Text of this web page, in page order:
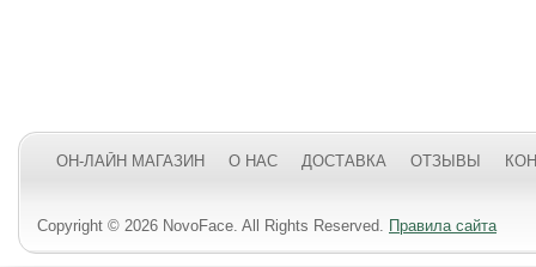
ОН-ЛАЙН МАГАЗИН О НАС ДОСТАВКА ОТЗЫВЫ
Copyright © 2026 NovoFace. All Rights Reserved. Правила сайта